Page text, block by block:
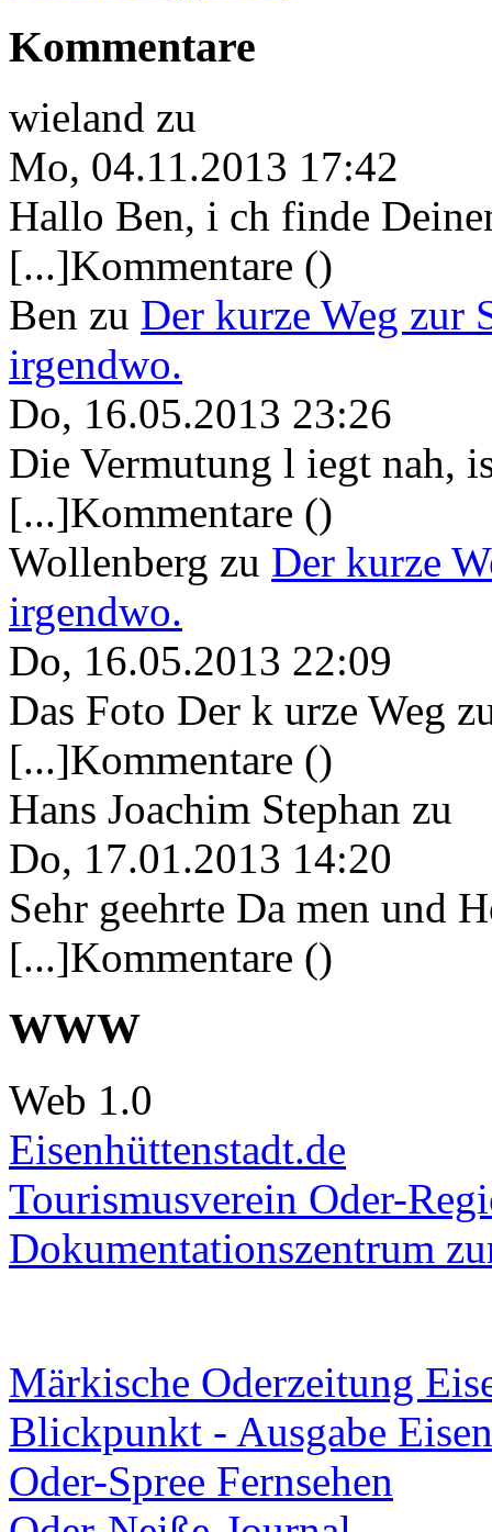
Kommentare
wieland zu
Mo, 04.11.2013 17:42
Hallo Ben, i ch finde
[...]Kommentare ()
Ben zu Der kurze Weg zur
irgendwo.
Do, 16.05.2013 23:26
Die Vermutung l iegt nah,
[...]Kommentare ()
Wollenberg zu Der kurze
irgendwo.
Do, 16.05.2013 22:09
Das Foto Der k urze Weg
[...]Kommentare ()
Hans Joachim Stephan zu
Do, 17.01.2013 14:20
Sehr geehrte Da men und
[...]Kommentare ()
WWW
Web 1.0
Eisenhüttenstadt.de
Tourismusverein Oder-
Dokumentationszentrum
Märkische Oderzeitung
Blickpunkt - Ausgabe
Oder-Spree Fernsehen